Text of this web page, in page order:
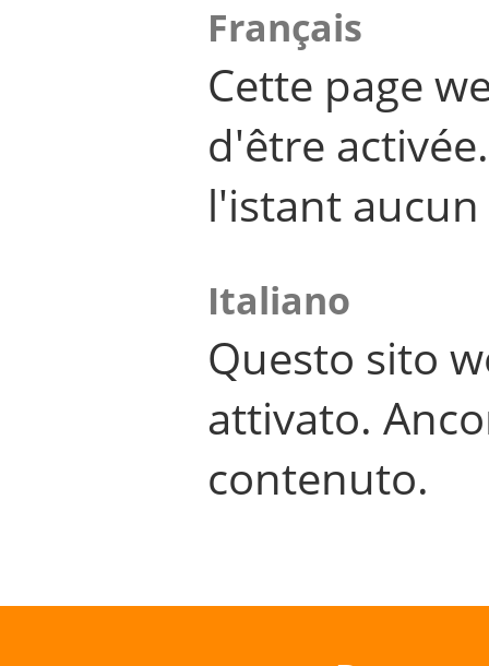
Français
Cette page
d'être
l'istant
Italiano
Questo sito
attivato.
contenuto.